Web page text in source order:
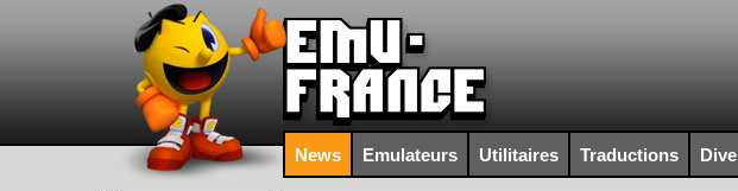
News Emulateurs Utilitaires Traductions